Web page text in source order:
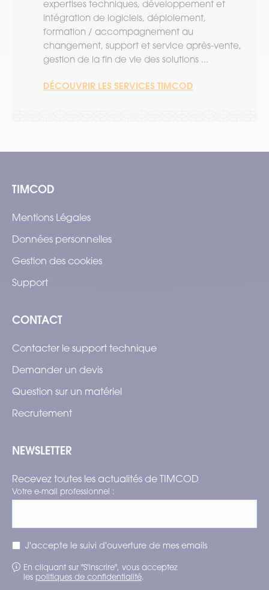
expertises techniques, développement et
intégration de logiciels, déploiement,
formation / accompagnement au
changement, support et service après-vente,
gestion de la fin de vie des solutions ...
DÉCOUVRIR LES SERVICES TIMCOD
TIMCOD
Mentions Légales
Données personnelles
Gestion des cookies
Support
CONTACT
Contacter le support technique
Demander un devis
Question sur un matériel
Recrutement
NEWSLETTER
Recevez toutes les actualités de TIMCOD
Votre e-mail professionnel :
J'accepte le suivi d'ouverture de mes emails
En cliquant sur "S'inscrire", vous acceptez
les politiques de confidentialité.